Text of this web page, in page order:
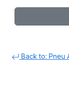
Back to: Pneu